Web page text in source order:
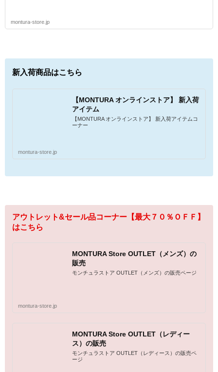
montura-store.jp
新入荷商品はこちら
【MONTURA オンラインストア】 新入荷
アイテム
【MONTURA オンラインストア】 新入荷アイテムコ
ーナー
montura-store.jp
アウトレット&セール品コーナー【最大７０％ＯＦＦ】
はこちら
MONTURA Store OUTLET（メンズ）の
販売
モンチュラストア OUTLET（メンズ）の販売ページ
montura-store.jp
MONTURA Store OUTLET（レディー
ス）の販売
モンチュラストア OUTLET（レディース）の販売ペ
ージ